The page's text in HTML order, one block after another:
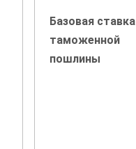
Базовая ставка
таможенной
пошлины